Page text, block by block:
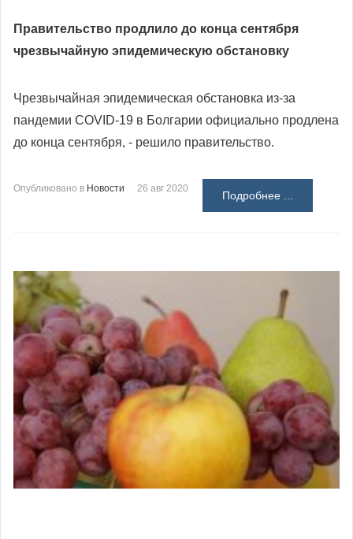
Правительство продлило до конца сентября
чрезвычайную эпидемическую обстановку
Чрезвычайная эпидемическая обстановка из-за
пандемии COVID-19 в Болгарии официально продлена
до конца сентября, - решило правительство.
Опубликовано в Новости 26 авг 2020
Подробнее ...